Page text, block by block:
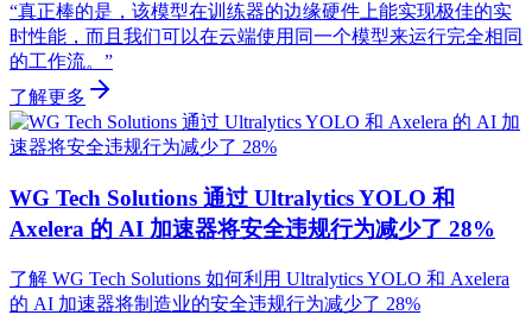
“真正棒的是，该模型在训练器的边缘硬件上能实现极佳的实
时性能，而且我们可以在云端使用同一个模型来运行完全相同
的工作流。”
了解更多
WG Tech Solutions 通过 Ultralytics YOLO 和
Axelera 的 AI 加速器将安全违规行为减少了 28%
了解 WG Tech Solutions 如何利用 Ultralytics YOLO 和 Axelera
的 AI 加速器将制造业的安全违规行为减少了 28%